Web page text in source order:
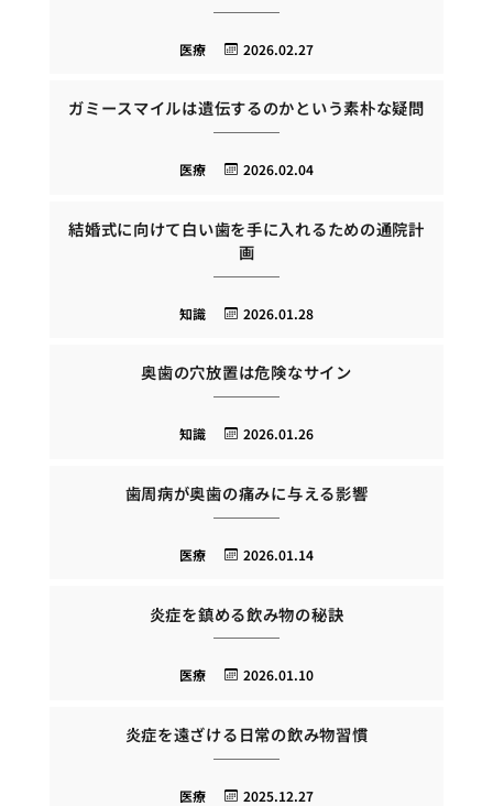
2026.02.27
医療
ガミースマイルは遺伝するのかという素朴な疑問
2026.02.04
医療
結婚式に向けて白い歯を手に入れるための通院計
画
2026.01.28
知識
奥歯の穴放置は危険なサイン
2026.01.26
知識
歯周病が奥歯の痛みに与える影響
2026.01.14
医療
炎症を鎮める飲み物の秘訣
2026.01.10
医療
炎症を遠ざける日常の飲み物習慣
2025.12.27
医療